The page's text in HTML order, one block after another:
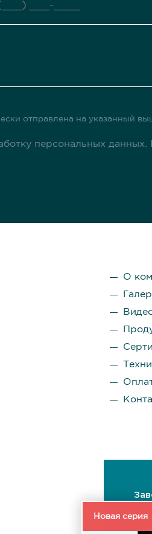
отправлена ​​на указанный
персональных
О
Новая серия